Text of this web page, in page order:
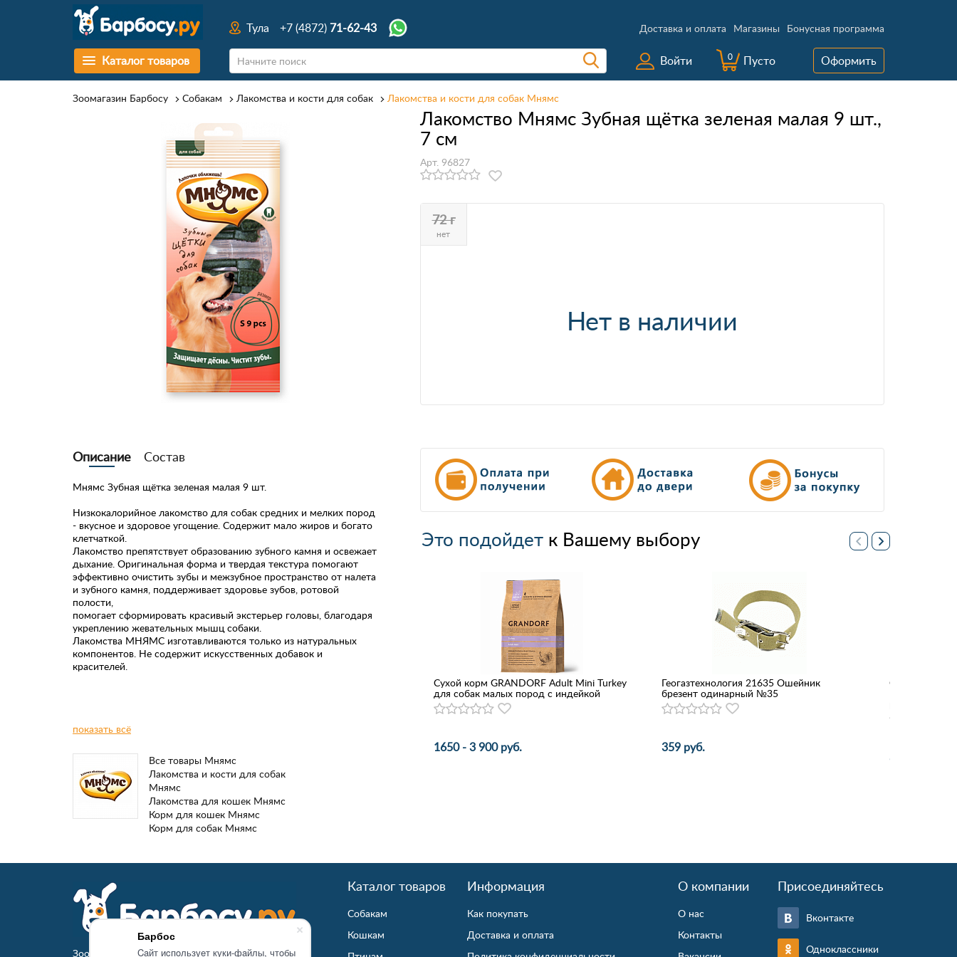
Барбос
Caйт иcпoльзуeт куки-фaйлы, чтoбы
Тула +7 (4872) 71-62-43 Доставка и оплата Магазины Бонусная программа
Каталог товаров Войти 0 Пусто Оформить
Зоомагазин Барбосу Собакам Лакомства и кости для собак Лакомства и кости для собак Мнямс
Лакомство Мнямс Зубная щётка зеленая малая 9 шт.,
7 см
Арт. 96827
72 г
нет
Нет в наличии
Описание Состав
Мнямс Зубная щётка зеленая малая 9 шт.
Низкокалорийное лакомство для собак средних и мелких пород
- вкусное и здоровое угощение. Содержит мало жиров и богато
клетчаткой.
Лакомство препятствует образованию зубного камня и освежает
дыхание. Оригинальная форма и твердая текстура помогают
эффективно очистить зубы и межзубное пространство от налета
и зубного камня, поддерживает здоровье зубов, ротовой
полости,
помогает сформировать красивый экстерьер головы, благодаря
укреплению жевательных мышц собаки.
Лакомства МНЯМС изготавливаются только из натуральных
компонентов. Не содержит искусственных добавок и
красителей.
показать всё
Все товары Мнямс
Лакомства и кости для собак
Мнямс
Лакомства для кошек Мнямс
Корм для кошек Мнямс
Корм для собак Мнямс
Это подойдетк Вашему выбору
Сухой корм GRANDORF Adult Mini Turkey
для собак малых пород с индейкой
1650 - 3 900 руб.
Геогазтехнология 21635 Ошейник
брезент одинарный №35
359 руб.
Сухой корм
842 - 4 617
Зоомагазин Барбосу.ру - товары для животных
Каталог товаров
Собакам
Кошкам
Информация
Как покупать
Доставка и оплата
О компании
О нас
Контакты
Присоединяйтесь
Вконтакте
Одноклассники